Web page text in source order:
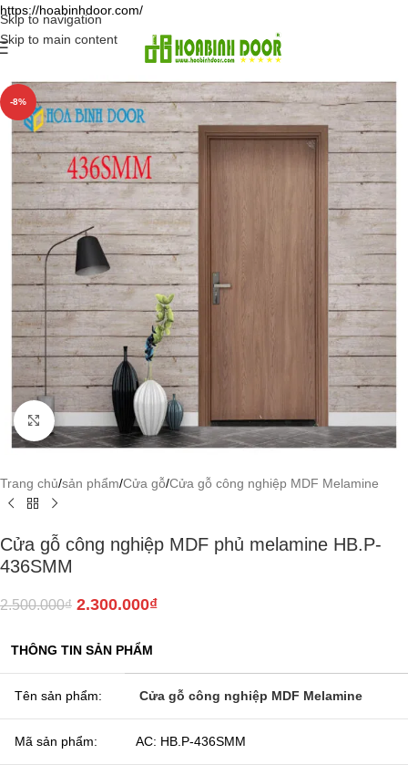
https://hoabinhdoor.com/
Skip to navigation
Skip to main content
-8%
Click to enlarge
Trang chủ/sản phẩm/Cửa gỗ/Cửa gỗ công nghiệp MDF Melamine
Cửa gỗ công nghiệp MDF phủ melamine HB.P-
436SMM
2.500.000₫ 2.300.000₫
THÔNG TIN SẢN PHẨM
Tên sản phẩm: Cửa gỗ công nghiệp MDF Melamine
Mã sản phẩm: AC: HB.P-436SMM